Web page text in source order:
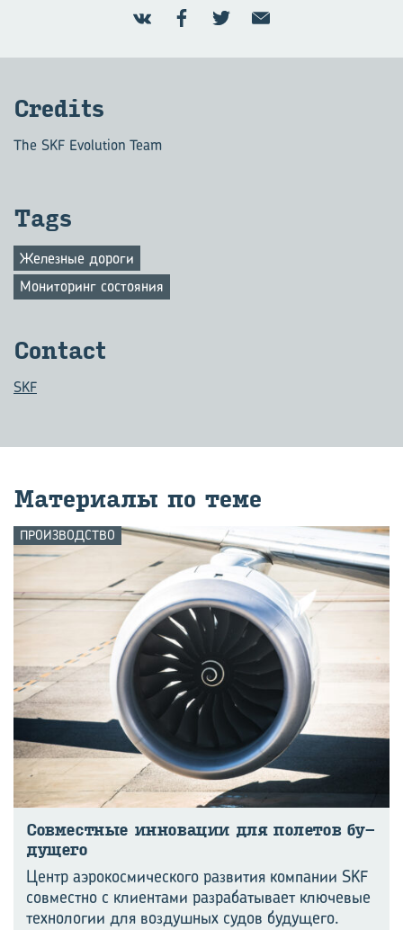
Credits
The SKF Evolution Team
Tags
Железные дороги
Мониторинг состояния
Contact
SKF
Ма­те­ри­а­лы по теме
ПРОИЗВОДСТВО
Сов­мест­ные ин­но­ва­ции для по­ле­тов бу­
ду­ще­го
Центр аэрокосмического развития компании SKF
совместно с клиентами разрабатывает ключевые
технологии для воздушных судов будущего.